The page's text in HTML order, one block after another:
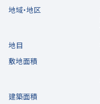
地域・地区
地目
敷地面積
建築面積